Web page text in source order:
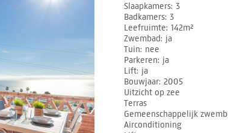
Slaapkamers 3
Badkamers 3
Leefruimte 142m²
Zwembad
ja
Tuin nee
Parkeren ja
Lift ja
Bouwjaar 2005
Uitzicht op zee
Terras
Gemeenschappelijk
Airconditioning